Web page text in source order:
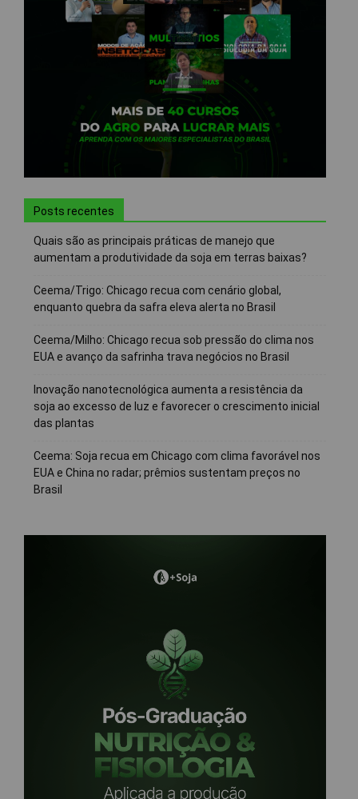
Posts recentes
Quais são as principais práticas de manejo que
aumentam a produtividade da soja em terras baixas?
Ceema/Trigo: Chicago recua com cenário global,
enquanto quebra da safra eleva alerta no Brasil
Ceema/Milho: Chicago recua sob pressão do clima nos
EUA e avanço da safrinha trava negócios no Brasil
Inovação nanotecnológica aumenta a resistência da
soja ao excesso de luz e favorecer o crescimento inicial
das plantas
Ceema: Soja recua em Chicago com clima favorável nos
EUA e China no radar; prêmios sustentam preços no
Brasil